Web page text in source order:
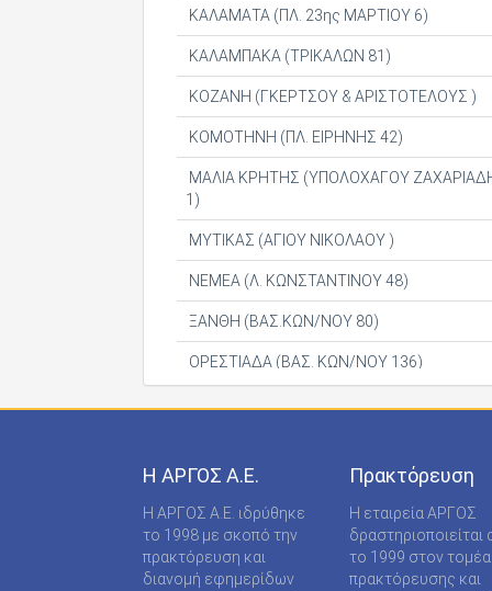
ΚΑΛΑΜΑΤΑ (ΠΛ. 23ης ΜΑΡΤΙΟΥ 6)
ΚΑΛΑΜΠΑΚΑ (ΤΡΙΚΑΛΩΝ 81)
ΚΟΖΑΝΗ (ΓΚΕΡΤΣΟΥ & ΑΡΙΣΤΟΤΕΛΟΥΣ )
ΚΟΜΟΤΗΝΗ (ΠΛ. ΕΙΡΗΝΗΣ 42)
ΜΑΛΙΑ ΚΡΗΤΗΣ (ΥΠΟΛΟΧΑΓΟΥ
1)
ΜΥΤΙΚΑΣ (ΑΓΙΟΥ ΝΙΚΟΛΑΟΥ )
ΝΕΜΕΑ (Λ. ΚΩΝΣΤΑΝΤΙΝΟΥ 48)
ΞΑΝΘΗ (ΒΑΣ.ΚΩΝ/ΝΟΥ 80)
ΟΡΕΣΤΙΑΔΑ (ΒΑΣ. ΚΩΝ/ΝΟΥ 136)
ΠΤΟΛΕΜΑΪΔΑ (Β.ΚΩΝ/ΝΟΥ 2)
ΡΕΘΥΜΝΟ (ΜΟΥΑΤΣΟΥ 46)
ΣΕΛΙΑΝΙΤΙΚΑ (ΣΕΛΙΑΝΙΤΙΚΑ )
Η ΑΡΓΟΣ A.E.
Η ΑΡΓΟΣ A.E. ιδρύθηκε
το 1998 με σκοπό την
πρακτόρευση και
διανομή εφημερίδων
Πρακτόρευση
Η εταιρεία ΑΡΓΟΣ
δραστηριοποιείται
το 1999 στον τομέα
πρακτόρευσης και